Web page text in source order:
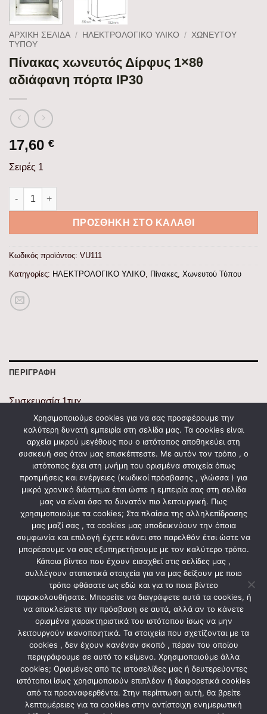
ΑΡΧΙΚΉ ΣΕΛΊΔΑ / ΗΛΕΚΤΡΟΛΟΓΙΚΟ ΥΛΙΚΟ / ΧΩΝΕΥΤΟΎ
ΤΎΠΟΥ
Πίνακας xωνευτός Δίρφυς 1×8θ
αδιάφανη πόρτα IP30
17,60 €
Σειρές 1
Πίνακας xωνευτός Δίρφυς 1x8θ αδιάφανη πόρτα IP30 ποσότητα
ΠΡΟΣΘΉΚΗ ΣΤΟ ΚΑΛΆΘΙ
Κωδικός προϊόντος: VU111
Κατηγορίες: ΗΛΕΚΤΡΟΛΟΓΙΚΟ ΥΛΙΚΟ, Πίνακες, Χωνευτού Τύπου
ΠΕΡΙΓΡΑΦΉ
Συσκευασία 1τμχ.
Συσκευασία 1τμχ.
Βαθμός Προστασίας IP30
Θέσεις 8
Διαστάσεις 182x86x170mm
Τοποθέτηση Χωνευτή
Υλικό Κατασκευής Μεταλλοπλαστικός
ΣΧΕΤΙΚΆ ΠΡΟΪΌΝΤΑ
ΗΛΕΚΤΡΟΛΟΓΙΚΟ ΥΛΙΚΟ
Πολύπριζο 5 θέσεων με
ΗΛΕΚΤΡΟΛΟΓΙΚΟ ΥΛΙΚΟ
Πολύπριζο 4 θέσεων με
Χρησιμοποιούμε cookies για να σας προσφέρουμε την
καλύτερη δυνατή εμπειρία στη σελίδα μας. Τα cookies είναι
αρχεία μικρού μεγέθους που ο ιστότοπος αποθηκεύει στη
συσκευή σας όταν μας επισκέπτεστε. Με αυτόν τον τρόπο , ο
ιστότοπος έχει στη μνήμη του ορισμένα στοιχεία όπως
προτιμήσεις και ενέργειες (κωδικοί πρόσβασης , γλώσσα ) για
μικρό χρονικό διάστημα έτσι ώστε η εμπειρία σας στη σελίδα
μας να είναι όσο το δυνατόν πιο λειτουργική. Πως
χρησιμοποιούμε τα cookies; Στα πλαίσια της αλληλεπίδρασης
μας μαζί σας , τα cookies μας υποδεικνύουν την όποια
συμφωνία και επιλογή έχετε κάνει στο παρελθόν έτσι ώστε να
μπορέσουμε να σας εξυπηρετήσουμε με τον καλύτερο τρόπο.
Κάποια βίντεο που έχουν εισαχθεί στις σελίδες μας ,
συλλέγουν στατιστικά στοιχεία για να μας δείξουν με ποιο
τρόπο φθάσατε ως εδώ και για το ποια βίντεο
παρακολουθήσατε. Μπορείτε να διαγράψετε αυτά τα cookies, ή
να αποκλείσετε την πρόσβαση σε αυτά, αλλά αν το κάνετε
ορισμένα χαρακτηριστικά του ιστότοπου ίσως να μην
λειτουργούν ικανοποιητικά. Τα στοιχεία που σχετίζονται με τα
cookies , δεν έχουν κανέναν σκοπό , πέραν του οποίου
περιγράφουμε σε αυτό το κείμενο. Χρησιμοποιούμε άλλα
cookies; Ορισμένες από τις ιστοσελίδες μας ή δευτερεύοντες
ιστότοποι ίσως χρησιμοποιούν επιπλέον ή διαφορετικά cookies
από τα προαναφερθέντα. Στην περίπτωση αυτή, θα βρείτε
λεπτομέρειες για τα cookies στην αντίστοιχη ενημερωτική